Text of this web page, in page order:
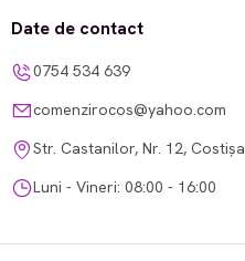
Date de contact
0754 534 639
comenzirocos@yahoo.com
Str. Castanilor, Nr. 12, Costișa
Luni - Vineri: 08:00 - 16:00